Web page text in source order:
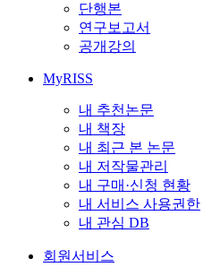
단행본
연구보고서
공개강의
MyRISS
내 추천논문
내 책장
내 최근 본 논문
내 저작물관리
내 구매·신청 현황
내 서비스 사용권한
내 관심 DB
회원서비스